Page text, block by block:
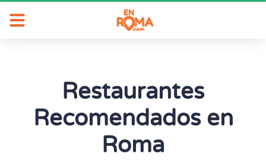
Restaurantes
Recomendados en
Roma